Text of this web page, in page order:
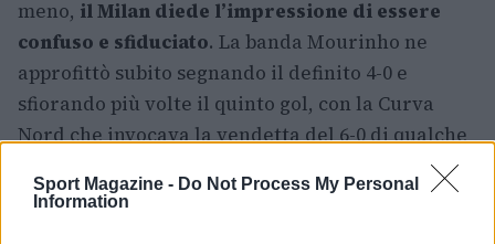
Sport Magazine - Do Not Process My Personal
Information
meno, il Milan diede l’impressione di essere
confuso e sfiduciato. La banda Mourinho ne
approfittò subito segnando il definito 4-0 e
sfiorando più volte il quinto gol, con la Curva
Nord che invocava la vendetta del 6-0 di qualche
Per i nerazzurri fu l’inizio di una
stagione da sogno conclusa con la conquista del